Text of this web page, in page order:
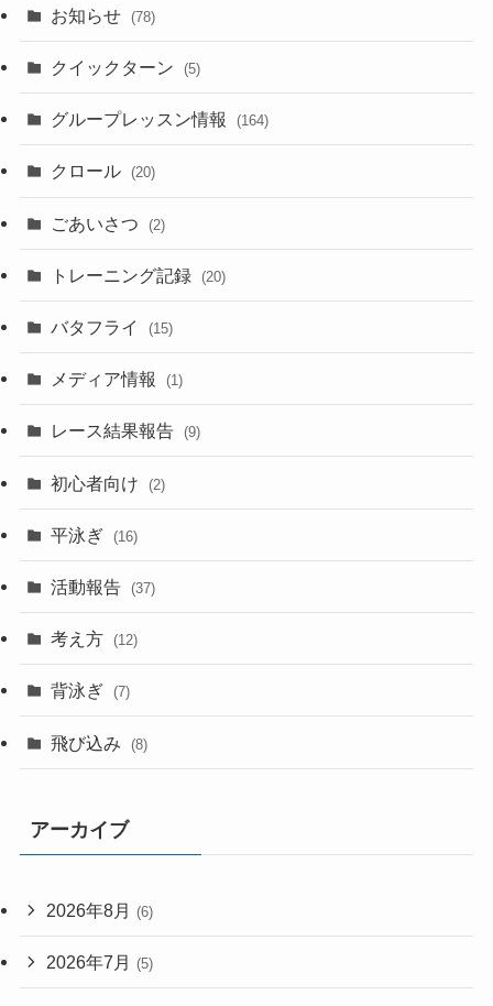
お知らせ (78)
クイックターン (5)
グループレッスン情報 (164)
クロール (20)
ごあいさつ (2)
トレーニング記録 (20)
バタフライ (15)
メディア情報 (1)
レース結果報告 (9)
初心者向け (2)
平泳ぎ (16)
活動報告 (37)
考え方 (12)
背泳ぎ (7)
飛び込み (8)
アーカイブ
2026年8月 (6)
2026年7月 (5)